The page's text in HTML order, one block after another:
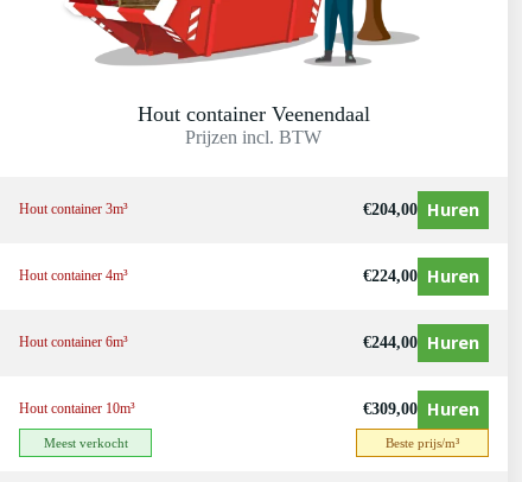
Hout container Veenendaal
Prijzen incl. BTW
Hout container 3m³ €204,00 Huren
Hout container 4m³ €224,00 Huren
Hout container 6m³ €244,00 Huren
Hout container 10m³ €309,00 Huren
Meest verkocht Beste prijs/m³